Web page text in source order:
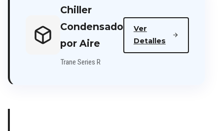
Chiller
Condensado
por Aire
Trane Series R
Ver
Detalles